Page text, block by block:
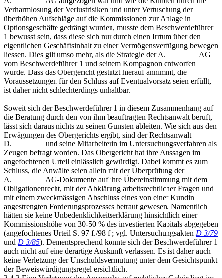
Verharmlosung der Verlustrisiken und unter Vertuschung der
überhöhen Aufschläge auf die Kommissionen zur Anlage in
Optionsgeschäfte gedrängt wurden, musste dem Beschwerdeführer
1 bewusst sein, dass diese sich nur durch einen Irrtum über den
eigentlichen Geschäftsinhalt zu einer Vermögensverfügung bewegen
liessen. Dies gilt umso mehr, als die Strategie der A.________ AG
vom Beschwerdeführer 1 und seinem Kompagnon entworfen
wurde. Dass das Obergericht gestützt hierauf annimmt, die
Voraussetzungen für den Schluss auf Eventualvorsatz seien erfüllt,
ist daher nicht schlechterdings unhaltbar.
Soweit sich der Beschwerdeführer 1 in diesem Zusammenhang auf
die Beratung durch den von ihm beauftragten Rechtsanwalt beruft,
lässt sich daraus nichts zu seinen Gunsten ableiten. Wie sich aus den
Erwägungen des Obergerichts ergibt, sind der Rechtsanwalt
D.________ und seine Mitarbeiterin im Untersuchungsverfahren als
Zeugen befragt worden. Das Obergericht hat ihre Aussagen im
angefochtenen Urteil einlässlich gewürdigt. Dabei kommt es zum
Schluss, die Anwälte seien allein mit der Überprüfung der
A.________ AG-Dokumente auf ihre Übereinstimmung mit dem
Obligationenrecht, mit der Abklärung arbeitsrechtlicher Fragen und
mit einem zweckmässigen Abschluss eines von einer Kundin
angestrengten Forderungsprozesses betraut gewesen. Namentlich
hätten sie keine Unbedenklichkeitserklärung hinsichtlich einer
Kommissionshöhe von 30-50 % des investierten Kapitals abgegeben
(angefochtenes Urteil S. 97 f./98 f.; vgl. Untersuchungsakten D 3/79
und D 3/85). Dementsprechend konnte sich der Beschwerdeführer 1
auch nicht auf eine derartige Auskunft verlassen. Es ist daher auch
keine Verletzung der Unschuldsvermutung unter dem Gesichtspunkt
der Beweiswürdigungsregel ersichtlich.